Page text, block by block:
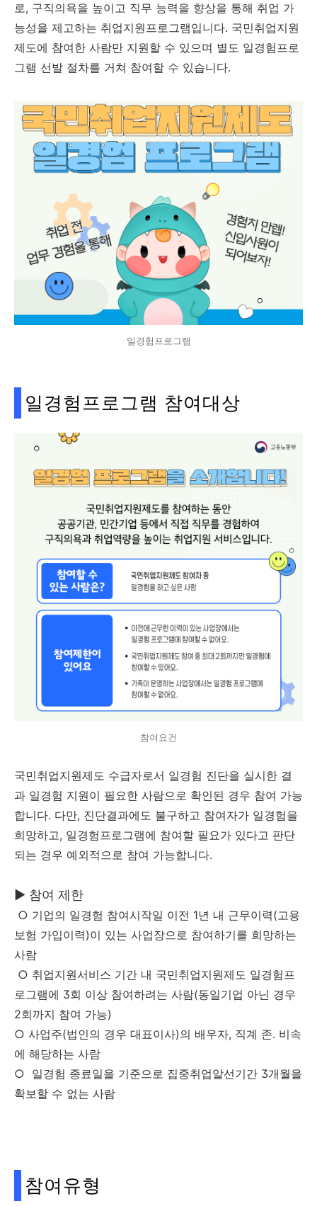
로, 구직의욕을 높이고 직무 능력을 향상을 통해 취업 가
능성을 제고하는 취업지원프로그램입니다. 국민취업지원
제도에 참여한 사람만 지원할 수 있으며 별도 일경험프로
그램 선발 절차를 거쳐 참여할 수 있습니다.
일경험프로그램
일경험프로그램 참여대상
참여요건
국민취업지원제도 수급자로서 일경험 진단을 실시한 결
과 일경험 지원이 필요한 사람으로 확인된 경우 참여 가능
합니다. 다만, 진단결과에도 불구하고 참여자가 일경험을
희망하고, 일경험프로그램에 참여할 필요가 있다고 판단
되는 경우 예외적으로 참여 가능합니다.
▶ 참여 제한
○ 기업의 일경험 참여시작일 이전 1년 내 근무이력(고용
보험 가입이력)이 있는 사업장으로 참여하기를 희망하는
사람
○ 취업지원서비스 기간 내 국민취업지원제도 일경험프
로그램에 3회 이상 참여하려는 사람(동일기업 아닌 경우
2회까지 참여 가능)
○ 사업주(법인의 경우 대표이사)의 배우자, 직계 존. 비속
에 해당하는 사람
○ 일경험 종료일을 기준으로 집중취업알선기간 3개월을
확보할 수 없는 사람
참여유형